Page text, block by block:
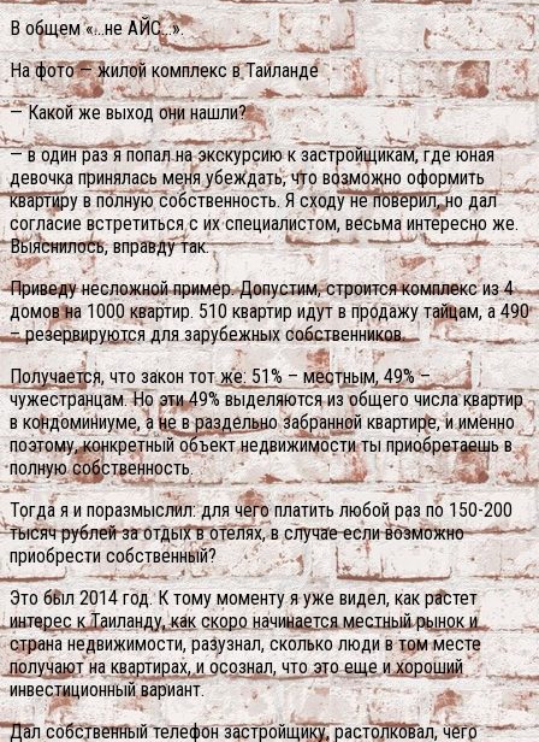
В общем «…не АЙС…».
На фото — жилой комплекс в Таиланде
— Какой же выход они нашли?
— в один раз я попал на экскурсию к застройщикам, где юная
девочка принялась меня убеждать, что возможно оформить
квартиру в полную собственность. Я сходу не поверил, но дал
согласие встретиться с их специалистом, весьма интересно же.
Выяснилось, вправду так.
Приведу несложной пример. Допустим, строится комплекс из 4
домов на 1000 квартир. 510 квартир идут в продажу тайцам, а 490
– резервируются для зарубежных собственников.
Получается, что закон тот же: 51% – местным, 49% –
чужестранцам. Но эти 49% выделяются из общего числа квартир
в кондоминиуме, а не в раздельно забранной квартире, и именно
поэтому, конкретный объект недвижимости ты приобретаешь в
полную собственность.
Тогда я и поразмыслил: для чего платить любой раз по 150-200
тысяч рублей за отдых в отелях, в случае если возможно
приобрести собственный?
Это был 2014 год. К тому моменту я уже видел, как растет
интерес к Таиланду, как скоро начинается местный рынок и
страна недвижимости, разузнал, сколько люди в том месте
получают на квартирах, и осознал, что это еще и хороший
инвестиционный вариант.
Дал собственный телефон застройщику, растолковал, чего